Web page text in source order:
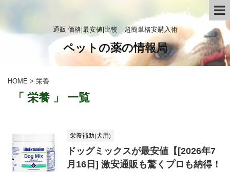
通販|価格|最安値|比較 超簡単格安購入術
ペットの薬の情報局
HOME > 栄養
「 栄養 」 一覧
栄養補助(犬用)
ドッグミックスが最安値【[2026年7
月16日] 激安通販も驚くプロも納得！